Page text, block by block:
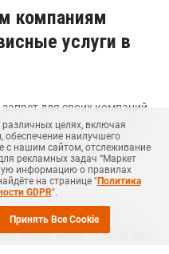
компаниям
услуги в
для своих компаний
на территории России, а
компаний из
со ссылкой на
компаний в России
затрагивает экспорт или
целях, включая
обеспечение наилучшего
с нашим сайтом, отслеживание
рекламных задач “Маркет
информацию о правилах
на странице "Политика
GDPR".
Принять Все Cookie